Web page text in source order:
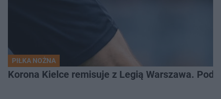
PIŁKA NOŻNA
Korona Kielce remisuje z Legią Warszawa.